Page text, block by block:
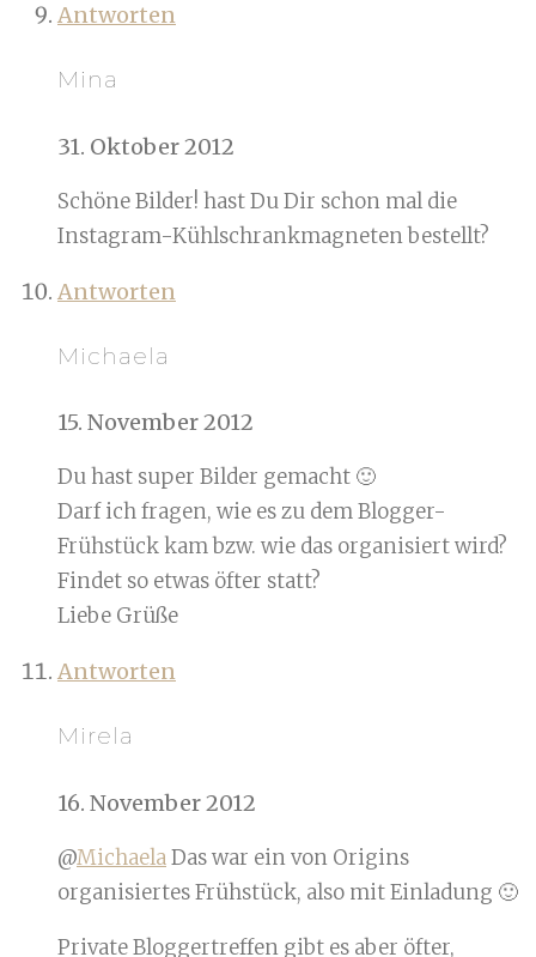
Antworten
Mina
31. Oktober 2012
Schöne Bilder! hast Du Dir schon mal die
Instagram-Kühlschrankmagneten bestellt?
Antworten
Michaela
15. November 2012
Du hast super Bilder gemacht 🙂
Darf ich fragen, wie es zu dem Blogger-
Frühstück kam bzw. wie das organisiert wird?
Findet so etwas öfter statt?
Liebe Grüße
Antworten
Mirela
16. November 2012
@MichaelaDas war ein von Origins
organisiertes Frühstück, also mit Einladung 🙂
Private Bloggertreffen gibt es aber öfter,